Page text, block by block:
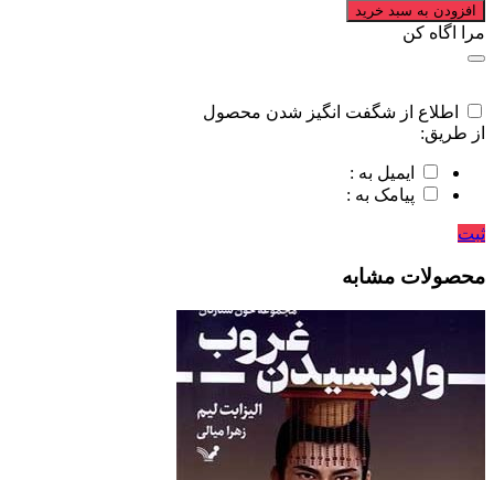
افزودن به سبد خرید
مرا اگاه کن
اطلاع از شگفت انگیز شدن محصول
از طریق:
ایمیل به :
پیامک به :
ثبت
محصولات مشابه